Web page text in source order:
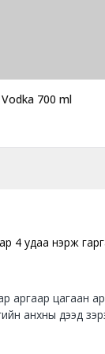
700 ml
4 удаа нэрж
аргаар цагаан
анхны дээд